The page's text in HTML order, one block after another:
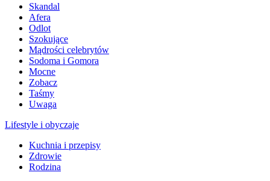
Skandal
Afera
Odlot
Szokujące
Mądrości celebrytów
Sodoma i Gomora
Mocne
Zobacz
Taśmy
Uwaga
Lifestyle i obyczaje
Kuchnia i przepisy
Zdrowie
Rodzina